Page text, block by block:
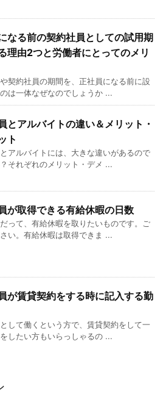
なる前の契約社員としての試用期
理由2つと労働者にとってのメリ
契約社員の期間を、正社員になる前に設
は一体なぜなのでしょうか ...
とアルバイトの違い＆メリット・
ト
アルバイトには、大きな違いがあるので
それぞれのメリット・デメ ...
が取得できる有給休暇の日数
って、有給休暇を取りたいものです。ご
い。有給休暇は取得できま ...
が賃貸契約をする時に記入する勤
して働くという方で、賃貸契約をして一
したい方もいらっしゃるの ...